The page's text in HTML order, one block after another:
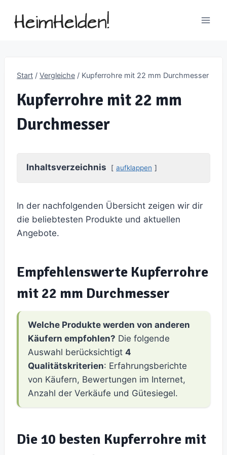
Inhalt
Start / Vergleiche / Kupferrohre mit 22 mm Durchmesser
Kupferrohre mit 22 mm
Durchmesser
Inhaltsverzeichnis aufklappen
In der nachfolgenden Übersicht zeigen wir dir
die beliebtesten Produkte und aktuellen
Angebote.
Empfehlenswerte Kupferrohre
mit 22 mm Durchmesser
Welche Produkte werden von anderen
Käufern empfohlen? Die folgende
Auswahl berücksichtigt 4
Qualitätskriterien: Erfahrungsberichte
von Käufern, Bewertungen im Internet,
Anzahl der Verkäufe und Gütesiegel.
Die 10 besten Kupferrohre mit